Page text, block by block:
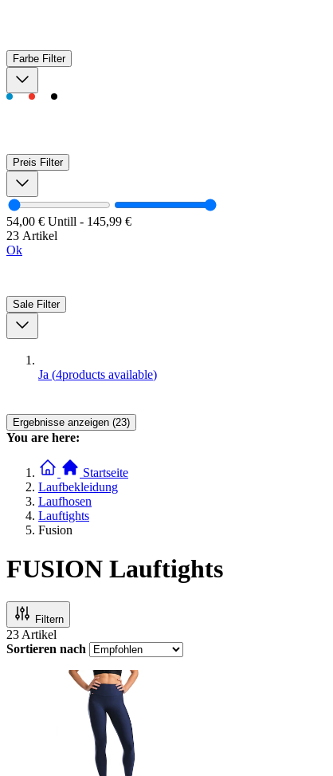
Farbe Filter
Preis Filter
54,00 € Untill - 145,99 €
23 Artikel
Ok
Sale Filter
Ja (4products available)
Ergebnisse anzeigen (23)
You are here:
Startseite
Laufbekleidung
Laufhosen
Lauftights
Fusion
FUSION Lauftights
Filtern
23 Artikel
Sortieren nach